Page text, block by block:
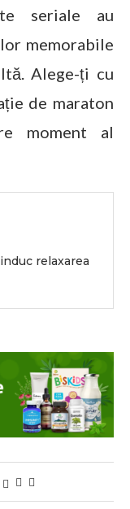
seriale au
memorabile
Alege-ți cu
de maraton
moment al
relaxarea